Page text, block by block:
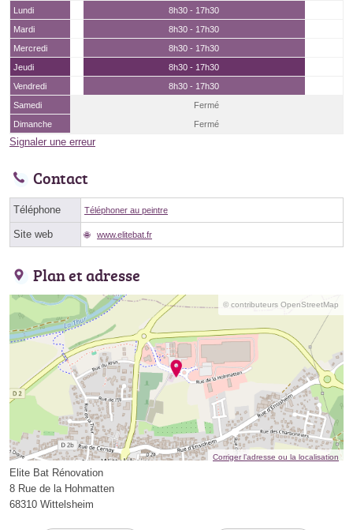
Lundi
8h30 - 17h30
Mardi
8h30 - 17h30
Mercredi
8h30 - 17h30
Jeudi
8h30 - 17h30
Vendredi
8h30 - 17h30
Samedi
Fermé
Dimanche
Fermé
Signaler une erreur
Contact
Téléphone Téléphoner au peintre
Site web www.elitebat.fr
Plan et adresse
© contributeurs OpenStreetMap
Corriger l’adresse ou la localisation
Elite Bat Rénovation
8 Rue de la Hohmatten
68310 Wittelsheim